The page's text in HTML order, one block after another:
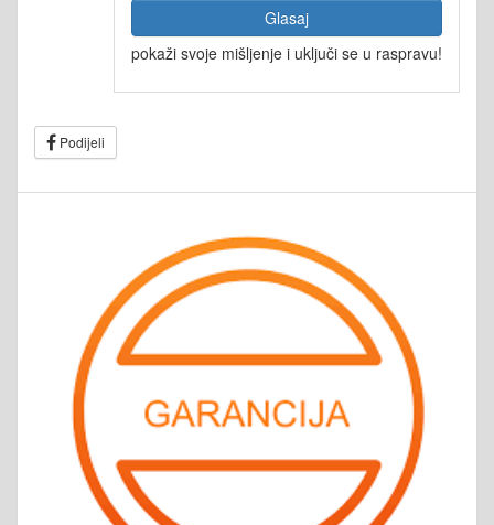
Glasaj
pokaži svoje mišljenje i uključi se u raspravu!
Podijeli